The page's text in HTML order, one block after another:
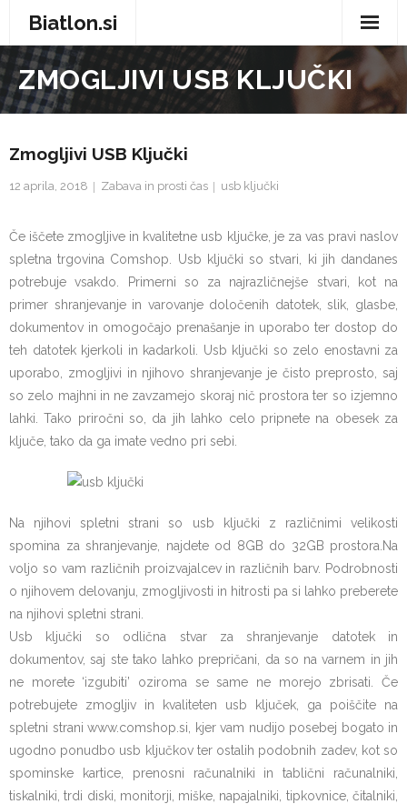
Biatlon.si
Domov
Zdravje in nega
Storitve
Trgovina
Vse za dom
Zabava in prosti čas
Avtomobilizem
Moda
ZMOGLJIVI USB KLJUČKI
Zmogljivi USB Ključki
12 aprila, 2018 Zabava in prosti čas usb ključki
Če iščete zmogljive in kvalitetne usb ključke, je za vas pravi naslov
spletna trgovina Comshop. Usb ključki so stvari, ki jih dandanes
potrebuje vsakdo. Primerni so za najrazličnejše stvari, kot na
primer shranjevanje in varovanje določenih datotek, slik, glasbe,
dokumentov in omogočajo prenašanje in uporabo ter dostop do
teh datotek kjerkoli in kadarkoli. Usb ključki so zelo enostavni za
uporabo, zmogljivi in njihovo shranjevanje je čisto preprosto, saj
so zelo majhni in ne zavzamejo skoraj nič prostora ter so izjemno
lahki. Tako priročni so, da jih lahko celo pripnete na obesek za
ključe, tako da ga imate vedno pri sebi.
Na njihovi spletni strani so usb ključki z različnimi velikosti
spomina za shranjevanje, najdete od 8GB do 32GB prostora.Na
voljo so vam različnih proizvajalcev in različnih barv. Podrobnosti
o njihovem delovanju, zmogljivosti in hitrosti pa si lahko preberete
na njihovi spletni strani.
Usb ključki so odlična stvar za shranjevanje datotek in
dokumentov, saj ste tako lahko prepričani, da so na varnem in jih
ne morete ‘izgubiti’ oziroma se same ne morejo zbrisati. Če
potrebujete zmogljiv in kvaliteten usb ključek, ga poiščite na
spletni strani www.comshop.si, kjer vam nudijo posebej bogato in
ugodno ponudbo usb ključkov ter ostalih podobnih zadev, kot so
spominske kartice, prenosni računalniki in tablični računalniki,
tiskalniki, trdi diski, monitorji, miške, napajalniki, tipkovnice, čitalniki,